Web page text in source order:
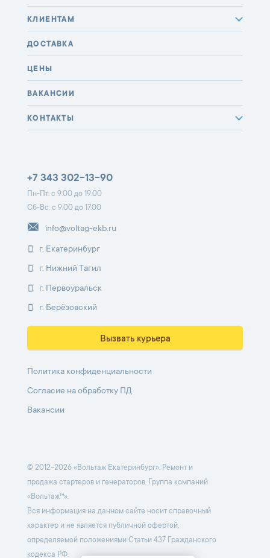
КЛИЕНТАМ
ДОСТАВКА
ЦЕНЫ
ВАКАНСИИ
КОНТАКТЫ
+7 343 302-13-90
Пн-Пт: с 9.00 до 19.00
Сб-Вс: с 9.00 до 17.00
info@voltag-ekb.ru
г. Екатеринбург
г. Нижний Тагил
г. Первоуральск
г. Берёзовский
Вызвать курьера
Политика конфиденциальности
Согласие на обработку ПД
Вакансии
© 2012-2026 «Вольтаж Екатеринбург». Ремонт и
продажа стартеров и генераторов. Группа компаний
«Вольтаж™».
Вся информация на данном сайте носит справочный
характер и не является публичной офертой,
определяемой положениями Статьи 437 Гражданского
кодекса РФ.